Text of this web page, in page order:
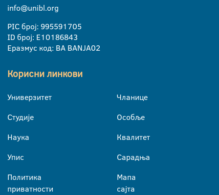
info@unibl.org
PIC број: 995591705
ID број: E10186843
Еразмус код: BA BANJA02
Корисни линкови
Универзитет
Студије
Наука
Упис
Политика
приватности
Чланице
Особље
Квалитет
Сарадња
Мапа
сајта